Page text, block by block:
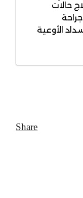
حالات
الأوعية